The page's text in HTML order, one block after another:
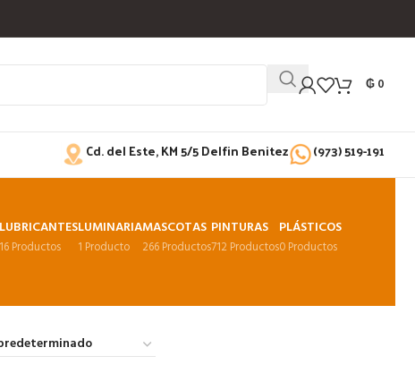
₲0
Cd. del Este, KM 5/5 Delfin Benitez (973) 519-191
LUBRICANTES
16 Productos
LUMINARIA
1 Producto
MASCOTAS
266 Productos
PINTURAS
712 Productos
PLÁSTICOS
0 Productos